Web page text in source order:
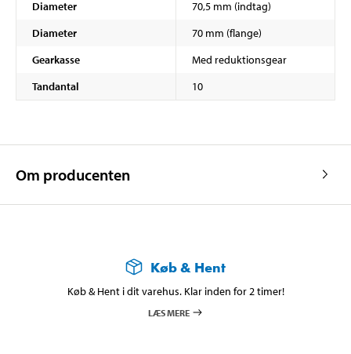
Diameter
70,5 mm (indtag)
Diameter
70 mm (flange)
Gearkasse
Med reduktionsgear
Tandantal
10
Om producenten
Køb & Hent
Køb & Hent i dit varehus. Klar inden for 2 timer!
LÆS MERE